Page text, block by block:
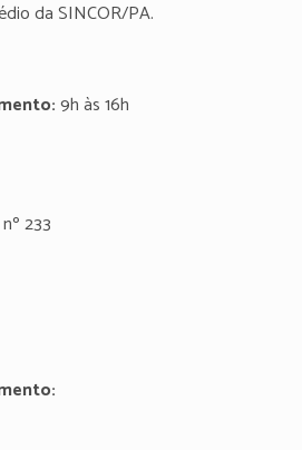
da SINCOR/PA.
9h às 16h
233